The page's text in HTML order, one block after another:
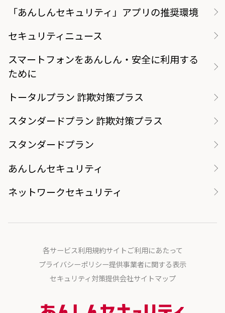
「あんしんセキュリティ」アプリの推奨環境
セキュリティニュース
スマートフォンをあんしん・安全に利用する
ために
トータルプラン 詐欺対策プラス
スタンダードプラン 詐欺対策プラス
スタンダードプラン
あんしんセキュリティ
ネットワークセキュリティ
各サービス利用規約サイトご利用にあたって
プライバシーポリシー提供事業者に関する表示
セキュリティ対策提供会社サイトマップ